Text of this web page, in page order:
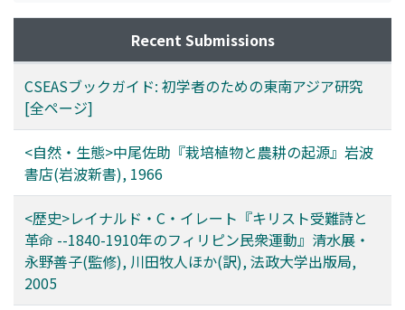
Recent Submissions
CSEASブックガイド: 初学者のための東南アジア研究
[全ページ]
<自然・生態>中尾佐助『栽培植物と農耕の起源』岩波
書店(岩波新書), 1966
<歴史>レイナルド・C・イレート『キリスト受難詩と
革命 --1840-1910年のフィリピン民衆運動』清水展・
永野善子(監修), 川田牧人ほか(訳), 法政大学出版局,
2005